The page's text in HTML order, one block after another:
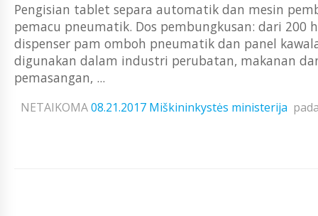
Pengisian tablet separa automatik dan mesin
pemacu pneumatik. Dos pembungkusan: dari 200
dispenser pam omboh pneumatik dan panel
digunakan dalam industri perubatan, makanan
pemasangan, ...
NETAIKOMA08.21.2017 Miškininkystės ministerija